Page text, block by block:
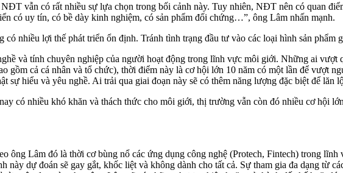
vẫn có rất nhiều sự lựa chọn trong bối cảnh này. Tuy nhiên, NĐT nên có quan
có uy tín, có bề dày kinh nghiệm, có sản phẩm đối chứng…”, ông Lâm nhấn mạnh.
nhiều lợi thế phát triển ổn định. Tránh tình trạng đầu tư vào các loại hình sản phẩm
và tính chuyên nghiệp của người hoạt động trong lĩnh vực môi giới. Những ai vượt
cả cá nhân và tổ chức), thời điểm này là cơ hội lớn 10 năm có một lần để vượt
sự hiểu và yêu nghề. Ai trải qua giai đoạn này sẽ có thêm năng lượng đặc biệt để lăn
có nhiều khó khăn và thách thức cho môi giới, thị trường vẫn còn đó nhiều cơ hội
ông Lâm đó là thời cơ bùng nổ các ứng dụng công nghệ (Protech, Fintech) trong
dự đoán sẽ gay gắt, khốc liệt và không dành cho tất cả. Sự tham gia đa dạng từ